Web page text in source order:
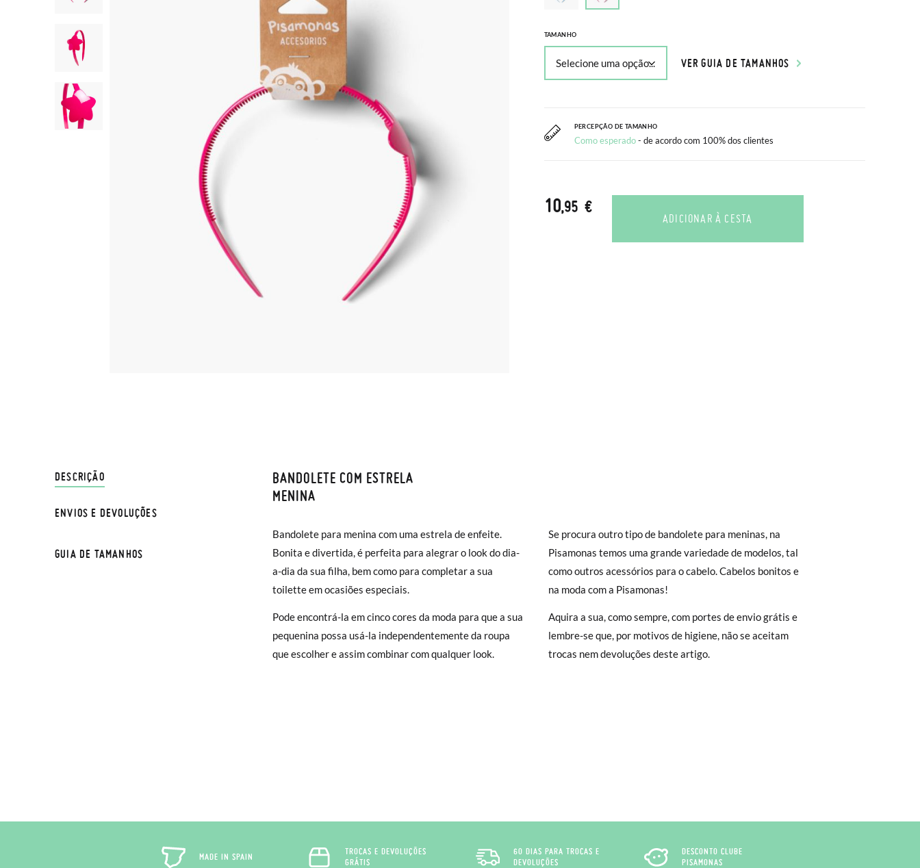
TAMANHO
VER GUIA DE TAMANHOS
PERCEPÇÃO DE TAMANHO
Como esperado - de acordo com 100% dos clientes
10,95 €
ADICIONAR À CESTA
DESCRIÇÃO
BANDOLETE COM ESTRELA
MENINA
Bandolete para menina com uma estrela de enfeite.
Bonita e divertida, é perfeita para alegrar o look do dia-
a-dia da sua filha, bem como para completar a sua
toilette em ocasiões especiais.
Pode encontrá-la em cinco cores da moda para que a sua
pequenina possa usá-la independentemente da roupa
que escolher e assim combinar com qualquer look.
Se procura outro tipo de bandolete para meninas, na
Pisamonas temos uma grande variedade de modelos, tal
como outros acessórios para o cabelo. Cabelos bonitos e
na moda com a Pisamonas!
Aquira a sua, como sempre, com portes de envio grátis e
lembre-se que, por motivos de higiene, não se aceitam
trocas nem devoluções deste artigo.
ENVIOS E DEVOLUÇÕES
ENVIOS E DEVOLUÇÕES
normal ( 2 a 4 dias úteis para entrega). As trocas e devoluções são GRÁTIS. Aproximamos a nossa loja física à porta da
sua casa!
Se desejar acelerar um pouco mais a entrega, pode optar pela modalidade de Envio Urgente (1 a 2 dias úteis para
entrega), que terá um custo de 3,95€. Caso o valor da encomenda seja inferior a 30 €, o envio terá um custo de 2,95 €
Só na Pisamonas trocas grátis, sem perguntas. Se quando chegarem a sua casa não lhe servirem, basta ir à secção de
Trocas e Devoluções
do nosso site para nos enviar o pedido de troca. A nossa equipa de Atendimento ao Cliente
encarregar-se-á de tudo: enviar-lhe-emos outro tamanho e recolheremos o primeiro, sem gastos e em poucos dias!
GUIA DE TAMANHOS
MADE IN SPAIN
TROCAS E DEVOLUÇÕES
GRÁTIS
60 DIAS PARA TROCAS E
DEVOLUÇÕES
DESCONTO CLUBE
PISAMONAS